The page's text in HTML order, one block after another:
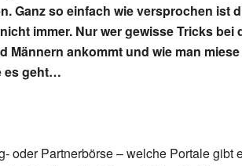
Ganz so einfach wie versprochen ist
immer. Nur wer gewisse Tricks
Männern ankommt und wie man
es geht…
oder Partnerbörse – welche Portale gibt